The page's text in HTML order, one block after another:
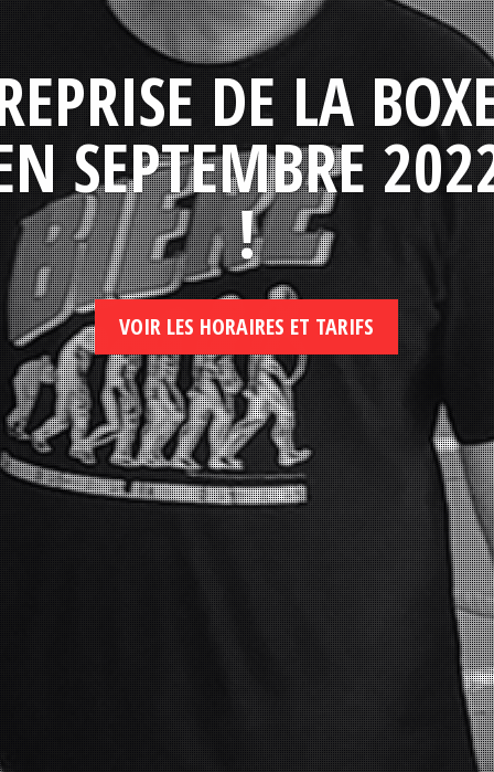
DE LA
SEPTEMBRE
!
VOIR LES HORAIRES ET TARIFS